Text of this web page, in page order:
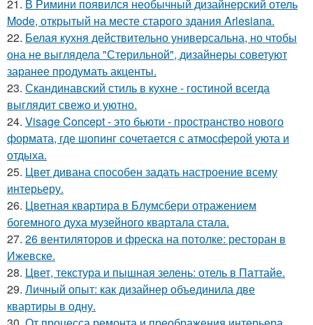
21. В Римини появился необычный дизайнерский отель
Mode, открытый на месте старого здания Arlesiana.
22. Белая кухня действительно универсальна, но чтобы
она не выглядела "Стерильной", дизайнеры советуют
заранее продумать акценты.
23. Скандинавский стиль в кухне - гостиной всегда
выглядит свежо и уютно.
24. Visage Concept - это бьюти - пространство нового
формата, где шопинг сочетается с атмосферой уюта и
отдыха.
25. Цвет дивана способен задать настроение всему
интерьеру.
26. Цветная квартира в Блумсбери отражением
богемного духа музейного квартала стала.
27. 26 вентиляторов и фреска на потолке: ресторан в
Ижевске.
28. Цвет, текстура и пышная зелень: отель в Паттайе.
29. Личный опыт: как дизайнер объединила две
квартиры в одну.